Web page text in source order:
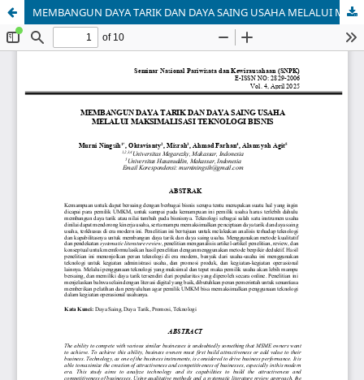
MEMBANGUN DAYA TARIK DAN DAYA SAING USAHA MELALUI MAKSIMALISASI TEKNOLOGI BISNIS